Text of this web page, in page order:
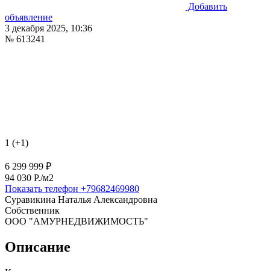
Добавить
объявление
3 декабря 2025, 10:36
№ 613241
1 (+1)
6 299 999 ₽
94 030 P./м2
Показать телефон +79682469980
Суравикина Наталья Александровна
Собственник
ООО "АМУРНЕДВИЖИМОСТЬ"
Описание